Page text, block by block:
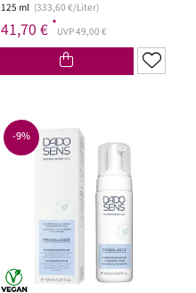
125 ml (333,60 €/Liter)
41,70 € *UVP 49,00 €
-9%